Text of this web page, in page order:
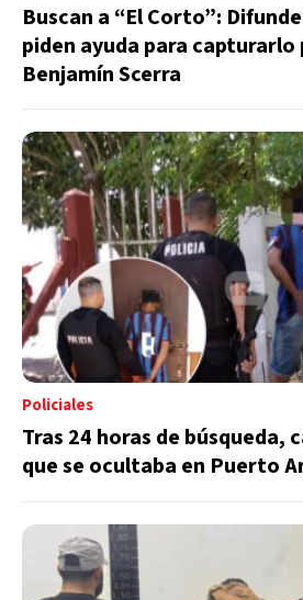
Buscan a “El Corto”:
piden ayuda para capturarlo
Benjamín Scerra
Policiales
Tras 24 horas de búsqueda,
que se ocultaba en Puerto